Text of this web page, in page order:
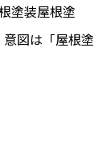
塗装屋根塗
図は「屋根塗